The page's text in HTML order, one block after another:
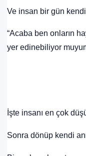
Ve insan bir gün
“Acaba ben onların
yer edinebiliyor
İşte insanı en çok
Sonra dönüp kendi